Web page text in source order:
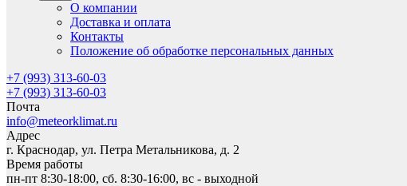
О компании
Доставка и оплата
Контакты
Положение об обработке персональных данных
+7 (993) 313-60-03
+7 (993) 313-60-03
Почта
info@meteorklimat.ru
Адрес
г. Краснодар, ул. Петра Метальникова, д. 2
Время работы
пн-пт 8:30-18:00, сб. 8:30-16:00, вс - выходной